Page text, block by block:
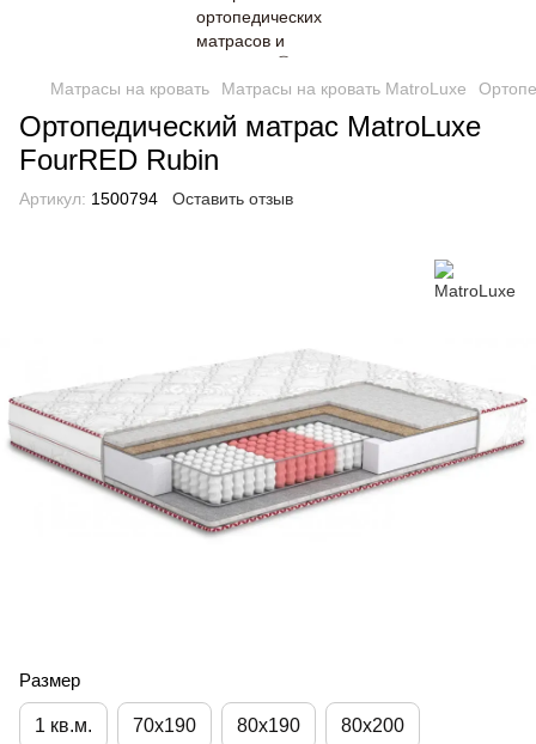
Матрасы на кровать Матрасы на кровать MatroLuxe
Ортопедический матрас MatroLuxe
FourRED Rubin
Артикул: 1500794 Оставить отзыв
Размер
1 кв.м. 70х190 80х190 80х200